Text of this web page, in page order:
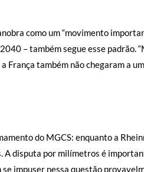
como um “movimento
– também segue esse padrão.
França também não chegaram a
do MGCS: enquanto a
A disputa por milímetros é
impuser nessa questão